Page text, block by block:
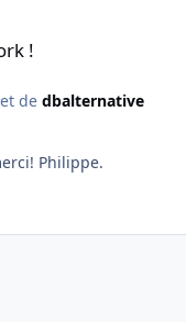
!
de dbalternative
Tout cela est parfait; Bravo... et merci! Philippe.